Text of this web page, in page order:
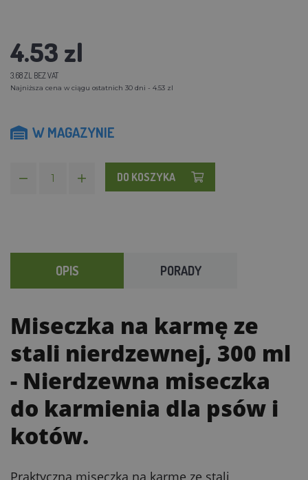
4.53 zl
3.68 ZL BEZ VAT
Najniższa cena w ciągu ostatnich 30 dni - 4.53 zl
W MAGAZYNIE
DO KOSZYKA
OPIS PORADY
Miseczka na karmę ze
stali nierdzewnej, 300 ml
- Nierdzewna miseczka
do karmienia dla psów i
kotów.
Praktyczna miseczka na karmę ze stali